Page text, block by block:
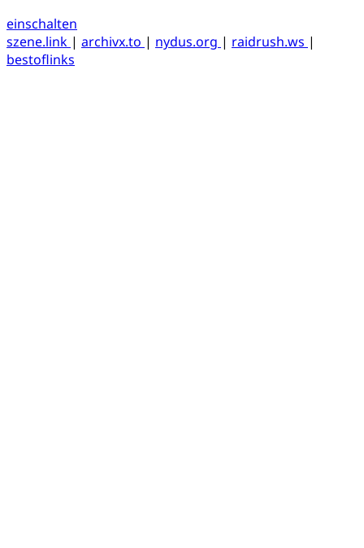
einschalten
szene.link | archivx.to | nydus.org | raidrush.ws |
bestoflinks